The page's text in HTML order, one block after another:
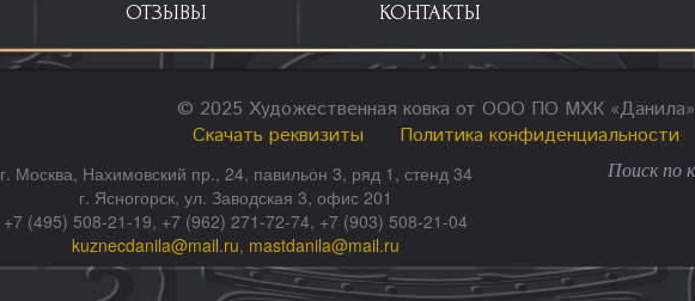
ОТЗЫВЫ КОНТАКТЫ
© 2025 Художественная ковка от ООО ПО МХК «Данила»
Скачать реквизиты
Политика конфиденциальности
г. Москва, Нахимовский пр., 24, павильон 3, ряд 1, стенд 34
г. Ясногорск, ул. Заводская 3, офис 201
+7 (495) 508-21-19, +7 (962) 271-72-74, +7 (903) 508-21-04
kuznecdanila@mail.ru, mastdanila@mail.ru